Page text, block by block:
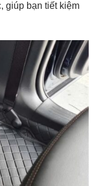
giúp bạn tiết kiệm